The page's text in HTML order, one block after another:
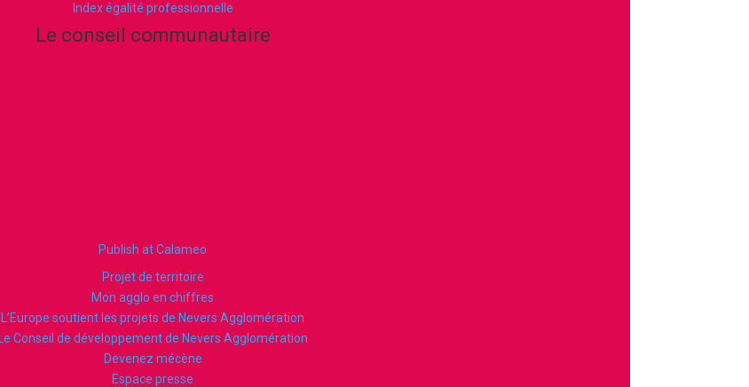
Index égalité professionnelle
Le conseil communautaire
Publish at Calameo
Projet de territoire
Mon agglo en chiffres
L’Europe soutient les projets de Nevers Agglomération
Le Conseil de développement de Nevers Agglomération
Devenez mécène
Espace presse